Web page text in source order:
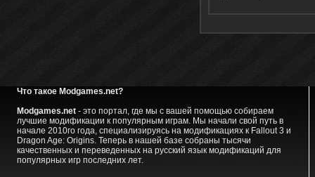
Что такое Modgames.net?
Modgames.net- это портал, где мы с вашей помощью собираем
лучшие модификации к популярным играм. Мы начали свой путь в
начале 2010го года, специализируясь на модификациях к Fallout 3 и
Dragon Age: Origins. Теперь в нашей базе собраны тысячи
качественных и переведенных на русский язык модификаций для
популярных игр последних лет.